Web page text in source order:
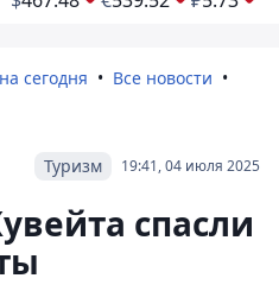
сегодня
Все новости
19:41, 04 июля 2025
Туризм
спасли